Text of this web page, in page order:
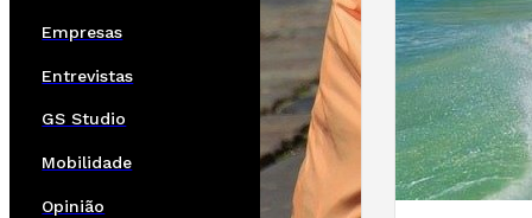
Empresas
Entrevistas
GS Studio
Mobilidade
Opinião